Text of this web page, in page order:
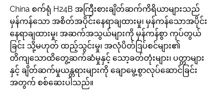
China စက်ရုံ H24B အကြီးစားချိတ်ဆက်ကိရိယာများသည်
မှန်ကန်သော အစိတ်အပိုင်းနေရာချထားမှု၊ မှန်ကန်သောအပိုင်း
နေရာချထားမှု၊ အဆက်အသွယ်များကို မှန်ကန်စွာ ကုပ်တွယ်
ခြင်း သို့မဟုတ် ထည့်သွင်းမှု၊ အလုံပိတ်ဒြပ်စင်များ၏
တိကျသောထိတွေ့ဆက်ဆံမှုနှင့် သော့ခတ်တုံးများ၊ ပတ္တာများ
နှင့် ချိတ်ဆက်မှုယန္တရားများကို ချောမွေ့စွာလုပ်ဆောင်ခြင်း
အတွက် စစ်ဆေးပါသည်။